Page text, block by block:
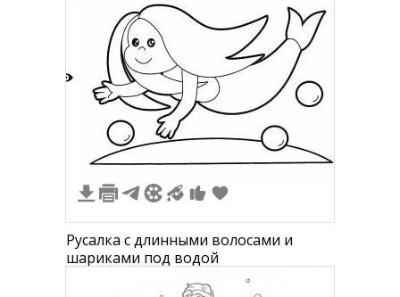
Русалка с длинными волосами и
шариками под водой